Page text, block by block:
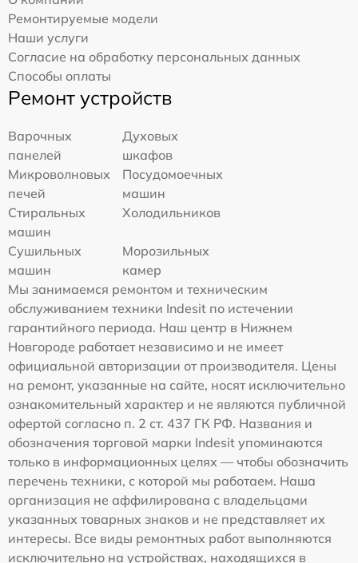
Ремонтируемые модели
Наши услуги
Согласие на обработку персональных данных
Способы оплаты
Ремонт устройств
Варочных
панелей
Духовых
шкафов
Микроволновых
печей
Посудомоечных
машин
Стиральных
машин
Холодильников
Сушильных
машин
Морозильных
камер
Мы занимаемся ремонтом и техническим
обслуживанием техники Indesit по истечении
гарантийного периода. Наш центр в Нижнем
Новгороде работает независимо и не имеет
официальной авторизации от производителя. Цены
на ремонт, указанные на сайте, носят исключительно
ознакомительный характер и не являются публичной
офертой согласно п. 2 ст. 437 ГК РФ. Названия и
обозначения торговой марки Indesit упоминаются
только в информационных целях — чтобы обозначить
перечень техники, с которой мы работаем. Наша
организация не аффилирована с владельцами
указанных товарных знаков и не представляет их
интересы. Все виды ремонтных работ выполняются
исключительно на устройствах, находящихся в